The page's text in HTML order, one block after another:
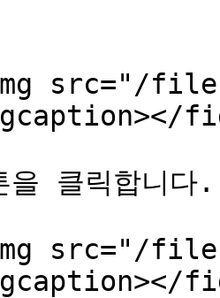
src="/files/
클릭합니다.
src="/